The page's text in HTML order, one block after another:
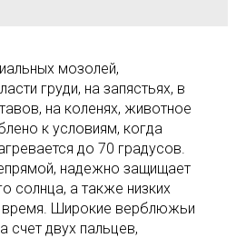
мозолей,
груди, на запястьях, в
на коленях, животное
к условиям, когда
до 70 градусов.
надежно защищает
солнца, а также низких
время. Широкие верблюжьи
счет двух пальцев,